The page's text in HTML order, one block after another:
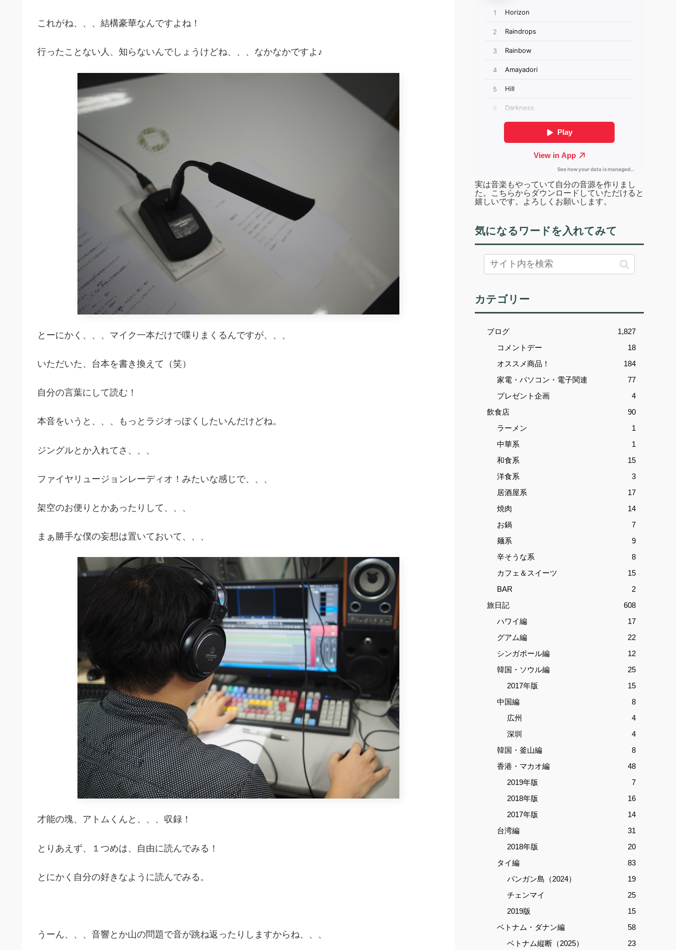
これがね、、、結構豪華なんですよね！
行ったことない人、知らないんでしょうけどね、、、なかなかですよ♪
とーにかく、、、マイク一本だけで喋りまくるんですが、、、
いただいた、台本を書き換えて（笑）
自分の言葉にして読む！
本音をいうと、、、もっとラジオっぽくしたいんだけどね。
ジングルとか入れてさ、、、
ファイヤリュージョンレーディオ！みたいな感じで、、、
架空のお便りとかあったりして、、、
まぁ勝手な僕の妄想は置いておいて、、、
才能の塊、アトムくんと、、、収録！
とりあえず、１つめは、自由に読んでみる！
とにかく自分の好きなように読んでみる。
うーん、、、音響とか山の問題で音が跳ね返ったりしますからね、、、
実は音楽もやっていて自分の音源を作りまし
た。こちらからダウンロードしていただけると
嬉しいです。よろしくお願いします。
気になるワードを入れてみて
カテゴリー
ブログ
1,827
コメントデー
18
オススメ商品！
184
家電・パソコン・電子関連
77
プレゼント企画
4
飲食店
90
ラーメン
1
中華系
1
和食系
15
洋食系
3
居酒屋系
17
焼肉
14
お鍋
7
麺系
9
辛そうな系
8
カフェ＆スイーツ
15
BAR
2
旅日記
608
ハワイ編
17
グアム編
22
シンガポール編
12
韓国・ソウル編
25
2017年版
15
中国編
8
広州
4
深圳
4
韓国・釜山編
8
香港・マカオ編
48
2019年版
7
2018年版
16
2017年版
14
台湾編
31
2018年版
20
タイ編
83
パンガン島（2024）
19
チェンマイ
25
2019版
15
ベトナム・ダナン編
58
ベトナム縦断（2025）
23